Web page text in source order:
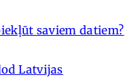
saviem datiem?
Latvijas